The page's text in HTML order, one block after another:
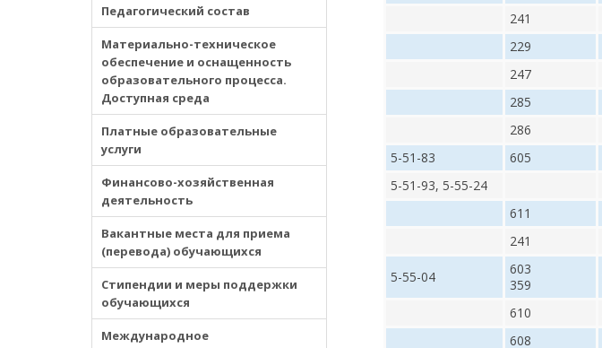
Педагогический состав
Материально-техническое
обеспечение и оснащенность
образовательного процесса.
Доступная среда
Платные образовательные
услуги
Финансово-хозяйственная
деятельность
Вакантные места для приема
(перевода) обучающихся
Стипендии и меры поддержки
обучающихся
Международное
241
229
247
285
286
5-51-83
605
5-51-93, 5-55-24
611
241
5-55-04
603
359
610
608